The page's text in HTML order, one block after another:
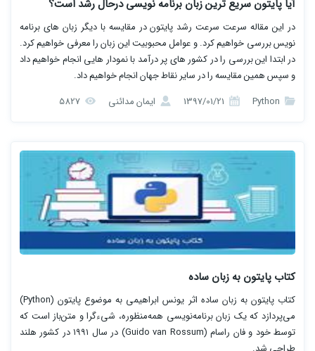
آیا پایتون سریع ترین زبان برنامه نویسی درحال رشد است؟
در این مقاله سرعت سرعت رشد پایتون در مقایسه با دیگر زبان های برنامه
نویس بررسی خواهیم کرد. و عوامل محبوبیت این زبان را معرفی خواهیم کرد.
در ابتدا این بررسی را در کشور های پر درآمد با نمودار هایی انجام خواهیم داد
و سپس همین مقایسه را در سایر نقاط جهان انجام خواهیم داد.
ایمان مدائنی
کتاب پایتون به زبان ساده
کتاب پایتون به زبان ساده اثر یونس ابراهیمی به موضوع پایتون (Python)
می‌پردازد که یک زبان برنامه‌نویسی همه‌منظوره، شیءگرا و متن‌باز است که
توسط خود و فان راسام (Guido van Rossum) در سال ۱۹۹۱ در کشور هلند